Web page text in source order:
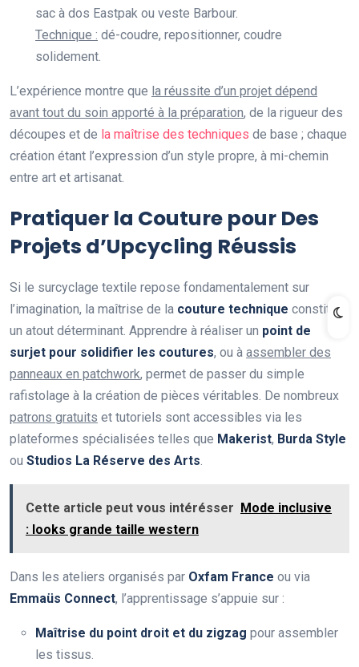
sac à dos Eastpak ou veste Barbour.
Technique : dé-coudre, repositionner, coudre
solidement.
L’expérience montre que la réussite d’un projet dépend
avant tout du soin apporté à la préparation, de la rigueur des
découpes et de la maîtrise des techniques de base ; chaque
création étant l’expression d’un style propre, à mi-chemin
entre art et artisanat.
Pratiquer la Couture pour Des
Projets d’Upcycling Réussis
Si le surcyclage textile repose fondamentalement sur
l’imagination, la maîtrise de la couture technique constitue
un atout déterminant. Apprendre à réaliser un point de
surjet pour solidifier les coutures, ou à assembler des
panneaux en patchwork, permet de passer du simple
rafistolage à la création de pièces véritables. De nombreux
patrons gratuits et tutoriels sont accessibles via les
plateformes spécialisées telles que Makerist, Burda Style
ou Studios La Réserve des Arts
Cette article peut vous intérésser Mode inclusive
: looks grande taille western
Dans les ateliers organisés par Oxfam France ou via
Emmaüs Connect, l’apprentissage s’appuie sur :
Maîtrise du point droit et du zigzag pour assembler
les tissus.